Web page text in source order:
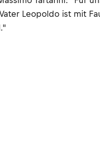
Leopoldo ist mit